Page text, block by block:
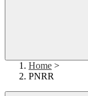
Home >
PNRR